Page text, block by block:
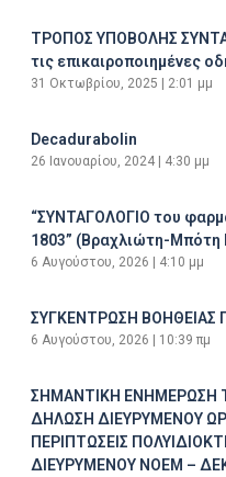
ΤΡΟΠΟΣ ΥΠΟΒΟΛΗΣ
τις επικαιροποιημένες
31 Οκτωβρίου, 2025 2:01 μμ
Decadurabolin
26 Ιανουαρίου, 2024 4:30 μμ
“ΣΥΝΤΑΓΟΛΟΓΙΟ του
1803” (Βραχλιώτη-Μπότη
6 Αυγούστου, 2026 4:10 μμ
ΣΥΓΚΕΝΤΡΩΣΗ ΒΟΗΘΕΙΑΣ
6 Αυγούστου, 2026 10:39 πμ
ΣΗΜΑΝΤΙΚΗ ΕΝΗΜΕΡΩΣΗ
ΔΗΛΩΣΗ ΔΙΕΥΡΥΜΕΝΟΥ
ΠΕΡΙΠΤΩΣΕΙΣ
ΔΙΕΥΡΥΜΕΝΟΥ ΝΟΕΜ –